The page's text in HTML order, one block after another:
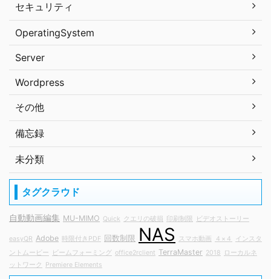
セキュリティ
OperatingSystem
Server
Wordpress
その他
備忘録
未分類
タグクラウド
自動動画編集 MU-MIMO Quick クエリの破損 印刷制限 ビデオストーリー
easyQR Adobe 時限付きPDF 回数制限 NAS スマホ動画 ４×４
インスタ
ントムービー
ビームフォーミング office2rclient TerraMaster 2018
ローカルネ
ットワーク
Premiere Elements